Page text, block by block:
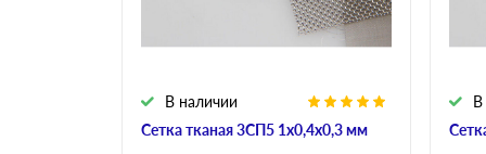
Сетка тканая 3СП5 1х0,4х0,3 мм
В наличии В